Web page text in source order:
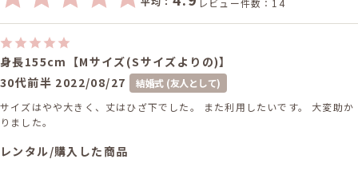
レビュー件数：14
身長155cm【Mサイズ(Sサイズよりの)】
30代前半 2022/08/27
結婚式 (友人として)
サイズはやや大きく、丈はひざ下でした。 また利用したいです。 大変助か
りました。
レンタル/購入した商品